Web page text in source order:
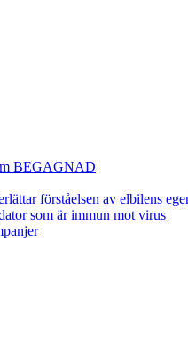
BEGAGNAD
förståelsen av elbilens
som är immun mot virus